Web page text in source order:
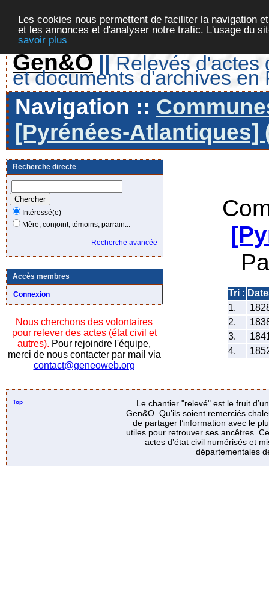
Les cookies nous permettent de faciliter la navigation
et les annonces et d'analyser notre trafic. L'usage du
savoir plus
Gen&O || Relevés d'actes
et documents d'archives en
Navigation ::
[Pyrénées-Atlantiques]
Recherche directe
Intéressé(e)
Mère, conjoint, témoins, parrain...
Recherche avancée
Accès membres
Connexion
Nous cherchons des volontaires
pour relever des actes (état civil et
autres). Pour rejoindre l'équipe,
merci de nous contacter par mail via
contact@geneoweb.org
Tri :
1.
2.
3.
4.
Top
Le chantier "relevé" est le fruit
Gen&O. Qu’ils soient remerciés
de partager l’information avec le
utiles pour retrouver ses ancêtres.
actes d’état civil numérisés et
départementales